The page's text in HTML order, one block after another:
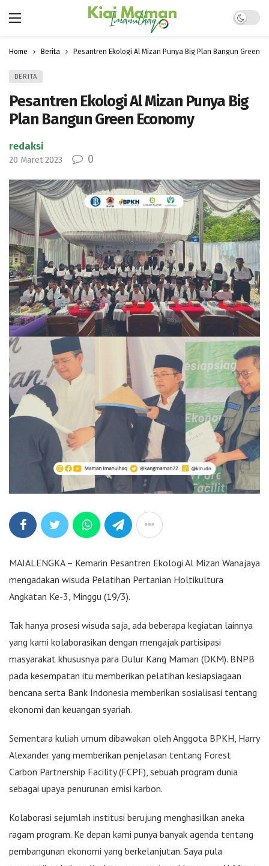
Dark
Home Berita Pesantren Ekologi Al Mizan Punya Big Plan Bangun Green
BERITA
Pesantren Ekologi Al Mizan Punya Big
Plan Bangun Green Economy
redaksi
20 Maret 2023 0
MAJALENGKA – Kemarin Pesantren Ekologi Al Mizan Wanajaya
mengadakan wisuda Pelatihan Pertanian Holtikultura
Angkatan Ke-3, Minggu (19/3).
Tak hanya prosesi wisuda saja, ada beberapa kegiatan lainnya
yang kami kolaborasikan dengan mengajak partisipasi
masyarakat khususnya para Dulur Kang Maman (DKM). BNPB
pada kesempatan itu memberikan pelatihan kesiapsiagaan
bencana serta Bank Indonesia memberikan sosialisasi tentang
ekonomi dan keuangan syariah.
Sementara kuliah umum dibawakan oleh Anggota BPKH, Harry
Alexander yang memberikan penjelasan tentang Forest
Carbon Partnership Facility (FCPF), sebuah program dunia
sebagai upaya penurunan emisi karbon.
Kolaborasi sejumlah institusi berujung menghasilkan aneka
ragam program. Ke depan kami punya banyak agenda tentang
pembangunan ekonomi yang berkelanjutan. Saya pula